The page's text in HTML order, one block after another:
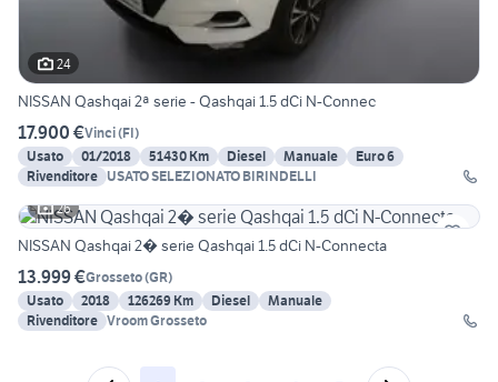
24
NISSAN Qashqai 2ª serie - Qashqai 1.5 dCi N-Connec
17.900 €Vinci(FI)
Usato
01/2018 51430 Km Diesel Manuale
Euro 6
Rivenditore USATO SELEZIONATO BIRINDELLI
26
NISSAN Qashqai 2� serie Qashqai 1.5 dCi N-Connecta
13.999 €Grosseto(GR)
Usato
2018 126269 Km Diesel
Manuale
Rivenditore
Vroom Grosseto